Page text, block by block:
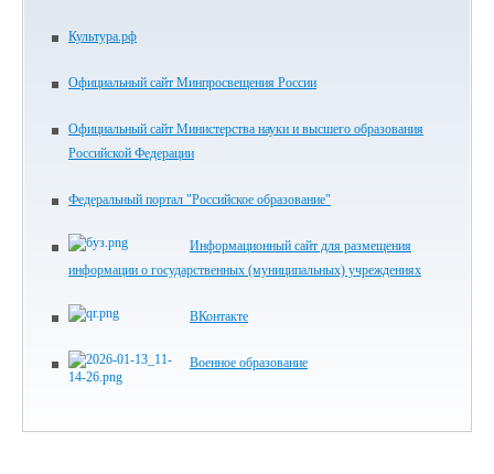
Культура.рф
Официальный сайт Минпросвещения России
Официальный сайт Министерства науки и высшего образования
Российской Федерации
Федеральный портал "Российское образование"
Информационный сайт для размещения
информации о государственных (муниципальных) учреждениях
ВКонтакте
Военное образование